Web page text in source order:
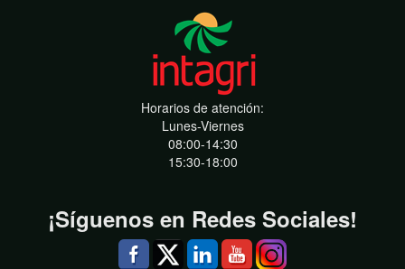
Horarios de atención:
Lunes-Viernes
08:00-14:30
15:30-18:00
¡Síguenos en Redes Sociales!